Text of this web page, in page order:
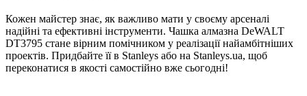
Кожен майстер знає, як важливо мати у своєму арсеналі
надійні та ефективні інструменти. Чашка алмазна DeWALT
DT3795 стане вірним помічником у реалізації найамбітніших
проектів. Придбайте її в Stanleys або на Stanleys.ua, щоб
переконатися в якості самостійно вже сьогодні!